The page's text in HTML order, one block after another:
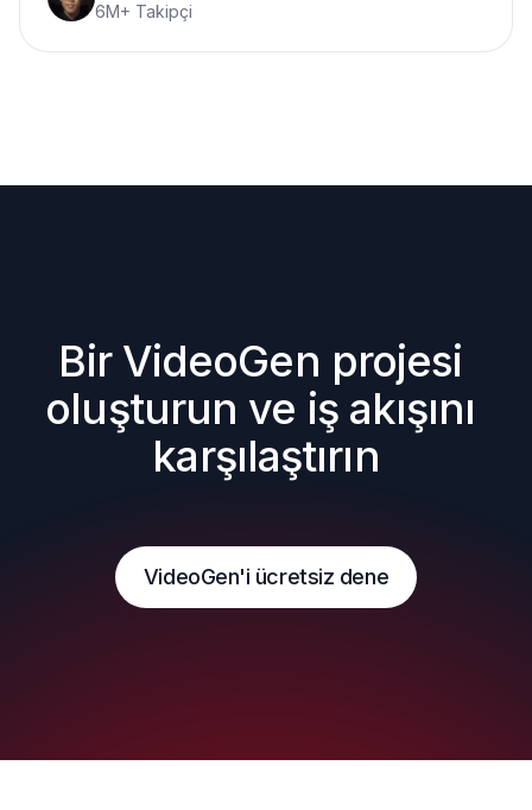
6M+ Takipçi
Bir VideoGen projesi
oluşturun ve iş akışını
karşılaştırın
VideoGen'i ücretsiz dene